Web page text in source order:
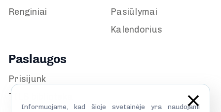
Renginiai
Pasiūlymai
Kalendorius
Paslaugos
Prisijunk
TILS biblioteka
Informuojame, kad šioje svetainėje yra naudojami